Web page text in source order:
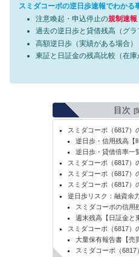
スミダコーポの逆日歩速報でわかる
注意喚起・申込停止の規制速報
過去の逆日歩と貸借残高（グラ
高額逆日歩（実績がある場合）
東証と日証金の残高比較（在庫
目次
スミダコーポ（6817）
逆日歩・信用残高【
逆日歩・貸借倍率一
スミダコーポ（6817）
スミダコーポ（6817）
スミダコーポ（6817）
逆日歩リスク：融資余
スミダコーポの信用
週末残高【日証金と
スミダコーポ（6817）
大量保有報告書【売
スミダコーポ（6817